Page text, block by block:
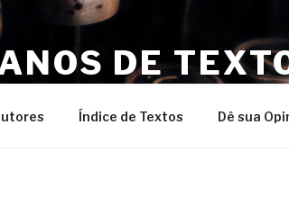
DE
Índice de Textos Dê sua